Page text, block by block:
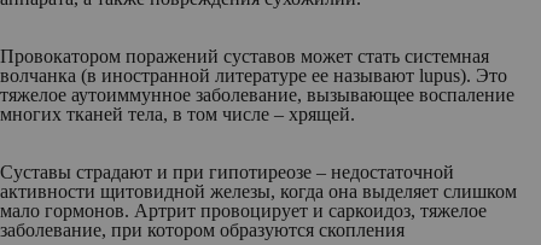
Провокатором поражений суставов может стать системная
волчанка (в иностранной литературе ее называют lupus). Это
тяжелое аутоиммунное заболевание, вызывающее воспаление
многих тканей тела, в том числе – хрящей.
Суставы страдают и при гипотиреозе – недостаточной
активности щитовидной железы, когда она выделяет слишком
мало гормонов. Артрит провоцирует и саркоидоз, тяжелое
заболевание, при котором образуются скопления